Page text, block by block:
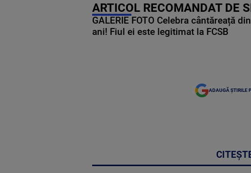
ARTICOL RECOMANDAT DE
GALERIE FOTO Celebra cântăreață
ani! Fiul ei este legitimat la FCSB
ADAUGĂ ȘTIRILE